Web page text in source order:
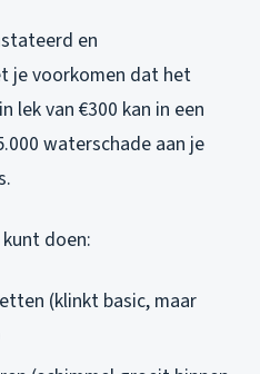
en
je voorkomen dat het
lek van €300 kan in een
waterschade aan je
doen:
(klinkt basic, maar